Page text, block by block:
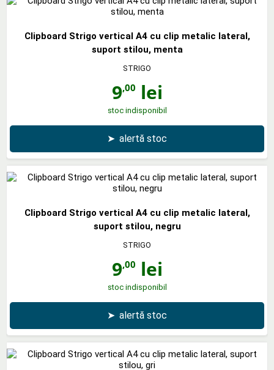
Clipboard Strigo vertical A4 cu clip metalic lateral,
suport stilou, menta
STRIGO
9,00 lei
stoc indisponibil
➤ alertă stoc
Clipboard Strigo vertical A4 cu clip metalic lateral,
suport stilou, negru
STRIGO
9,00 lei
stoc indisponibil
➤ alertă stoc